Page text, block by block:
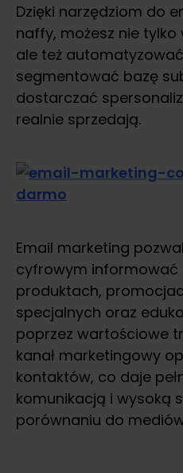
Dzięki narzędziom do
naffy, możesz nie tylko
ale też
segmentować bazę
dostarczać
realnie sprzedają.
Email marketing
cyfrowym informować
produktach,
specjalnych oraz
poprzez wartościowe
kanał marketingowy
kontaktów, co daje
komunikacją i wysoką
porównaniu do